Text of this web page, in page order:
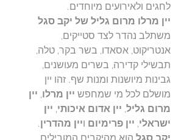
לחגים ולאירועים מיוחדים.
יין מרלו מרום גליל של יקב סגל
משתלב נהדר לצד סטייקים,
אנטריקוט, אסאדו, בשר בקר, טלה,
תבשילי קדירה, בשרים מעושנים,
גבינות מיושנות ומנות שף. זהו יין
מושלם לכל מי שמחפש יין מרלו, יין
מרום גליל, יין אדום איכותי, יין
ישראלי, יין פרימיום ויין מהדרין.